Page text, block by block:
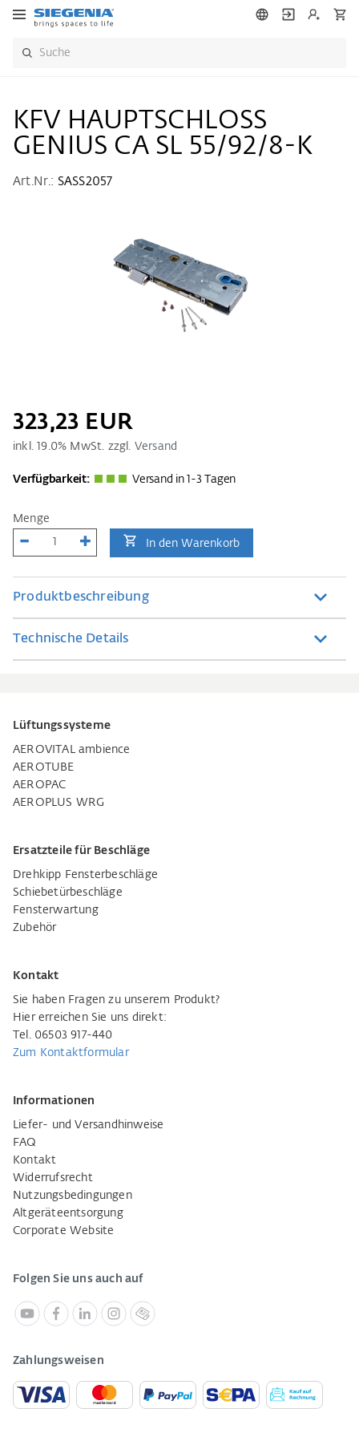
KFV HAUPTSCHLOSS
GENIUS CA SL 55/92/8-K
Art.Nr.: SASS2057
323,23 EUR
inkl.19.0% MwSt. zzgl. Versand
Verfügbarkeit: Versand in 1-3 Tagen
Menge
In den Warenkorb
Produktbeschreibung
Technische Details
Lüftungssysteme
AEROVITAL ambience
AEROTUBE
AEROPAC
AEROPLUS WRG
Ersatzteile für Beschläge
Drehkipp Fensterbeschläge
Schiebetürbeschläge
Fensterwartung
Zubehör
Kontakt
Sie haben Fragen zu unserem Produkt?
Hier erreichen Sie uns direkt:
Tel. 06503 917-440
Zum Kontaktformular
Informationen
Liefer- und Versandhinweise
FAQ
Kontakt
Widerrufsrecht
Nutzungsbedingungen
Altgeräteentsorgung
Corporate Website
Folgen Sie uns auch auf
Zahlungsweisen